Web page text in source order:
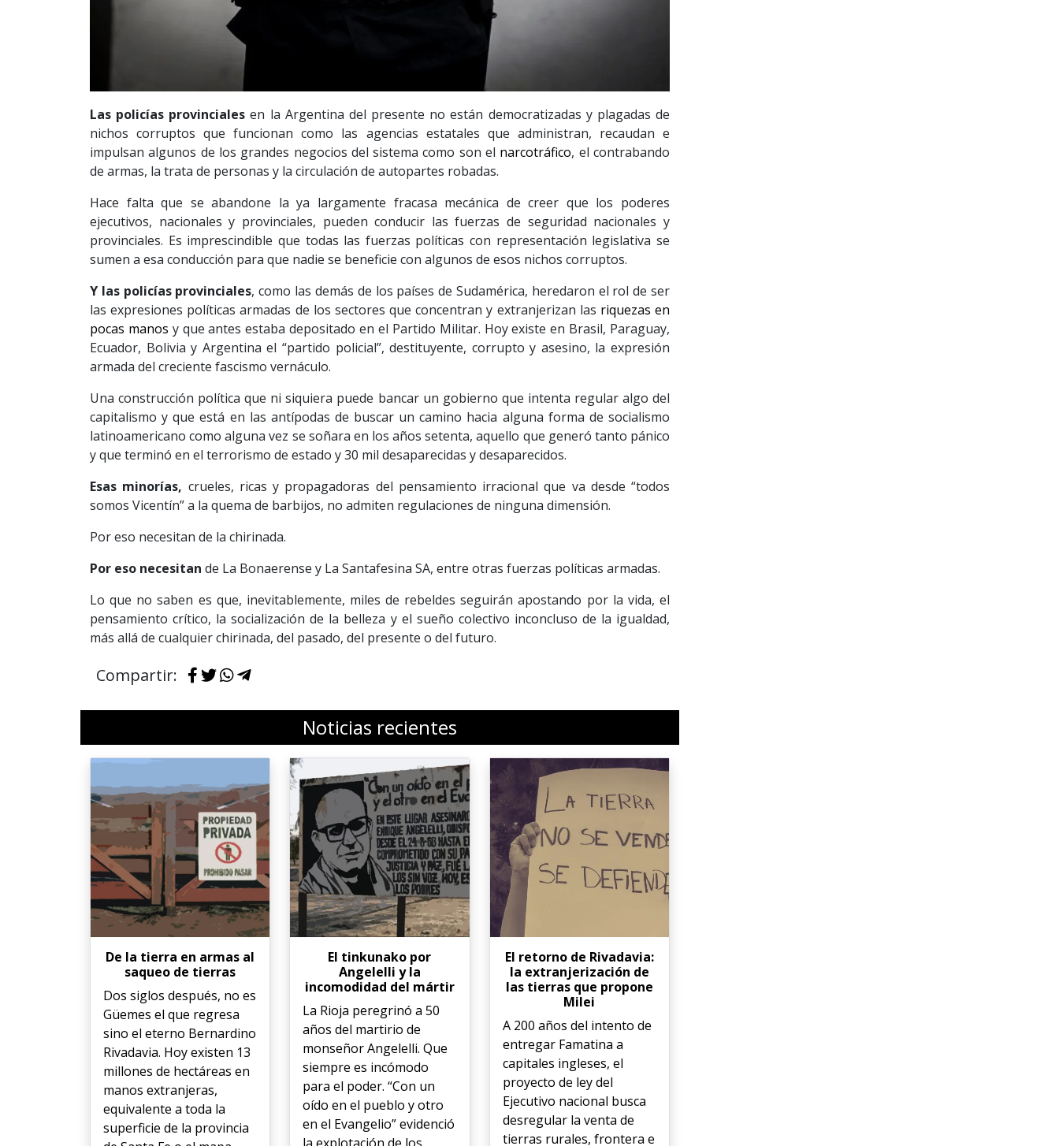
Las policías provinciales en la Argentina del presente no están democratizadas y plagadas de
nichos corruptos que funcionan como las agencias estatales que administran, recaudan e
impulsan algunos de los grandes negocios del sistema como son el narcotráfico, el contrabando
de armas, la trata de personas y la circulación de autopartes robadas.
Hace falta que se abandone la ya largamente fracasa mecánica de creer que los poderes
ejecutivos, nacionales y provinciales, pueden conducir las fuerzas de seguridad nacionales y
provinciales. Es imprescindible que todas las fuerzas políticas con representación legislativa se
sumen a esa conducción para que nadie se beneficie con algunos de esos nichos corruptos.
Y las policías provinciales, como las demás de los países de Sudamérica, heredaron el rol de ser
las expresiones políticas armadas de los sectores que concentran y extranjerizan las riquezas en
pocas manos y que antes estaba depositado en el Partido Militar. Hoy existe en Brasil, Paraguay,
Ecuador, Bolivia y Argentina el “partido policial”, destituyente, corrupto y asesino, la expresión
armada del creciente fascismo vernáculo.
Una construcción política que ni siquiera puede bancar un gobierno que intenta regular algo del
capitalismo y que está en las antípodas de buscar un camino hacia alguna forma de socialismo
latinoamericano como alguna vez se soñara en los años setenta, aquello que generó tanto pánico
y que terminó en el terrorismo de estado y 30 mil desaparecidas y desaparecidos.
Esas minorías, crueles, ricas y propagadoras del pensamiento irracional que va desde “todos
somos Vicentín” a la quema de barbijos, no admiten regulaciones de ninguna dimensión.
Por eso necesitan de la chirinada.
Por eso necesitan de La Bonaerense y La Santafesina SA, entre otras fuerzas políticas armadas.
Lo que no saben es que, inevitablemente, miles de rebeldes seguirán apostando por la vida, el
pensamiento crítico, la socialización de la belleza y el sueño colectivo inconcluso de la igualdad,
más allá de cualquier chirinada, del pasado, del presente o del futuro.
Compartir:
Noticias recientes
De la tierra en armas al
saqueo de tierras
Dos siglos después, no es
Güemes el que regresa
sino el eterno Bernardino
Rivadavia. Hoy existen 13
millones de hectáreas en
manos extranjeras,
equivalente a toda la
superficie de la provincia
El tinkunako por
Angelelli y la
incomodidad del mártir
La Rioja peregrinó a 50
años del martirio de
monseñor Angelelli. Que
siempre es incómodo
para el poder. “Con un
oído en el pueblo y otro
en el Evangelio” evidenció
El retorno de Rivadavia:
la extranjerización de
las tierras que propone
Milei
A 200 años del intento de
entregar Famatina a
capitales ingleses, el
proyecto de ley del
Ejecutivo nacional busca
desregular la venta de
tierras rurales, frontera e